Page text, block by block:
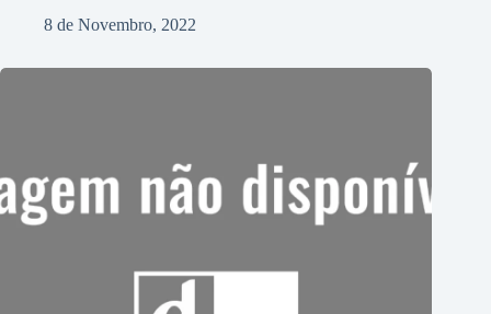
8 de Novembro, 2022